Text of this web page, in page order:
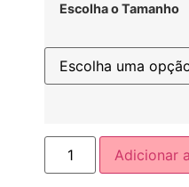
Escolha o Tamanho
Adicionar